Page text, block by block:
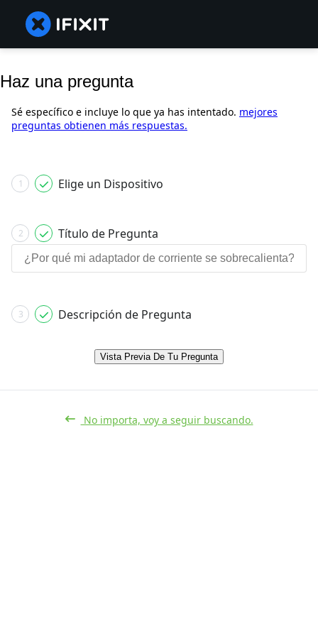
Haz una pregunta
Sé específico e incluye lo que ya has intentado. mejores
preguntas obtienen más respuestas.
1 Elige un Dispositivo
2 Título de Pregunta
3 Descripción de Pregunta
Vista Previa De Tu Pregunta
No importa, voy a seguir buscando.